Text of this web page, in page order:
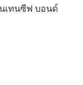
เทนซีฟ บอนด์